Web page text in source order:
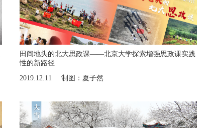
田间地头的北大思政课——北京大学探索增强思政课实践
性的新路径
2019.12.11
制图：夏子然